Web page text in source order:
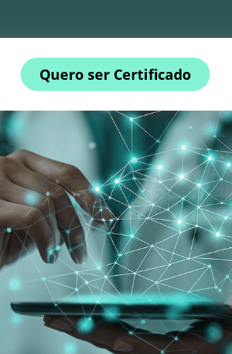
Quero ser Certificado